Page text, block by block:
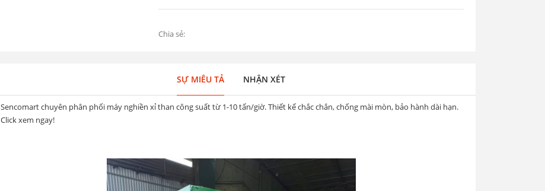
Chia sẻ:
SỰ MIÊU TẢ NHẬN XÉT
Sencomart chuyên phân phối máy nghiền xỉ than công suất từ 1-10 tấn/giờ. Thiết kế chắc chắn, chống mài mòn, bảo hành dài hạn.
Click xem ngay!